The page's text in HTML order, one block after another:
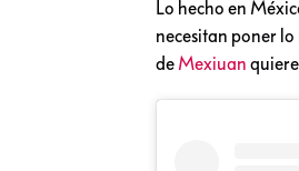
Lo hecho en
necesitan poner lo
de Mexiuan